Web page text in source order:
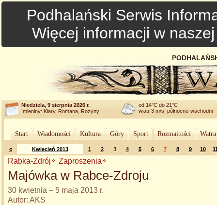
Podhalański Serwis
Więcej informacji w
Niedziela, 9 sierpnia 2026 r.
Imieniny: Klary, Romana, Rozyny
od 14°C do 21°C
wiatr 3 m/s, północno-wschodni
Start Wiadomości Kultura Góry Sport Rozmaitości
« Kwiecień 2013 1 2 3 4 5 6 7 8 9 10
Rabka-Zdrój Zaproszenia
Majówka w Rabce-Zdroju
30 kwietnia – 5 maja 2013 r.
Autor: AKS